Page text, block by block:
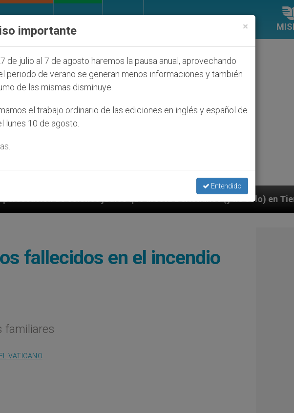
judíos que afecta a cristianos (y no sólo) en Tierra Santa
fallecidos en el incendio
familiares
VATICANO
×
importante
de julio al 7 de agosto haremos la pausa anual, aprovechando
periodo de verano se generan menos informaciones y también
de las mismas disminuye.
el trabajo ordinario de las ediciones en inglés y español de
lunes 10 de agosto.
Entendido